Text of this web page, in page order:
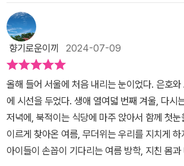
게 된다. 기대했던 풋풋하고 순수한 로맨스는 아
동과 울림을 안겨주는 소설이다. 모든 게 대입 입
의 일상. 막연한 미래를 위해 사소하고 평범한 수
을 놓치고 있는 건 아닌지 묻는다. 똑같은 하루라
흘려보내선 안 된다고 말한다. 인생에서 가장
은 바로 오늘이라는 걸 잊지 말라고.
있었다는 걸 몰랐다. 부모는 아이들이 상처받을
다. 가족에게 물어봐도 표정만 어색해질 뿐이었
연히 숨기고 싶었을 것 같다. 아이들에게는 충격
만 누군가 자기들을 구하고 목숨을 잃었다는 것
더 소중하게 여기지 않을까. 삶의 가치가 달라질 것이다.
호는 사건이 일어난 소소리 마을로 향했다. 이상
면 도희와 은호를 이처럼 살갑게 맞아주지 않을
을 것 같고, 왜 왔느냐며 타박을 할 것도 같다. 그
하나같이 웃으며 맞아준다. 오랜 시간이 지났는
그날 바닷가에서 물에 빠진 어린이 두 명을 구
소꿉친구 수빈 곁에 나은이 있었다. 만일 그때 인
잡았더라면, 바다로 가지 못하게 막았다면 그를
그랬다면 뭐가 달라졌을까? 그 인생은 지금보다
솟아오른 생각은 그날 수빈이 살려준 아이들은
을까에 다다르고, 나은은 두 사람을 찾아 보기로
를 모른 채 각자 삶을 살고 있던 고등학생 은호
켜보는 나은을 통해 서로를 알게 되고, 오래 전
준 수빈에 대해서도 알게 된다. 나은은 수빈이 사
망치듯 고향을 떠나왔었다. 하지만 최근 반복되
향기로운이끼 2024-07-09
올해 들어 서울에 처음 내리는 눈이었다. 은호
에 시선을 두었다. 생애 열여덟 번째 겨울, 다시
저녁에, 북적이는 식당에 마주 앉아서 함께 첫
이르게 찾아온 여름, 무더위는 우리를 지치게
아이들이 손꼽이 기다리는 여름 방학, 지친 몸과